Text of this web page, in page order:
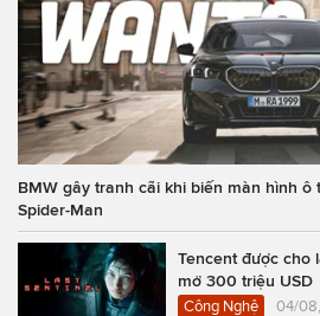
BMW gây tranh cãi khi biến màn hình ô
Spider-Man
Tencent được cho
mở 300 triệu USD
Công Nghệ 04/